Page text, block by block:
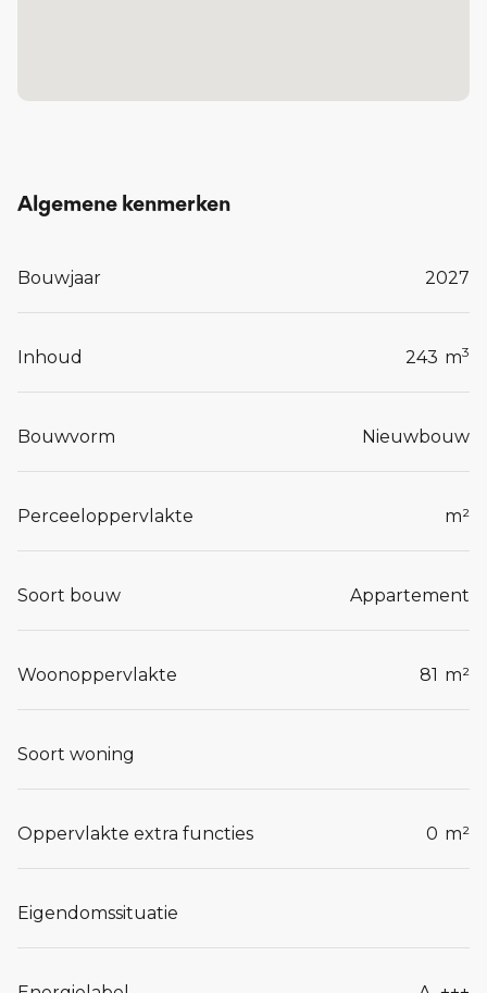
én bij het leven van vandaag.
kenbaar maken op het online inschrijfformulier
Algemene kenmerken
Bouwjaar 2027
Inhoud 243 m3
Bouwvorm Nieuwbouw
Perceeloppervlakte m²
Soort bouw Appartement
Woonoppervlakte 81 m²
Soort woning
Oppervlakte extra functies 0 m²
Eigendomssituatie